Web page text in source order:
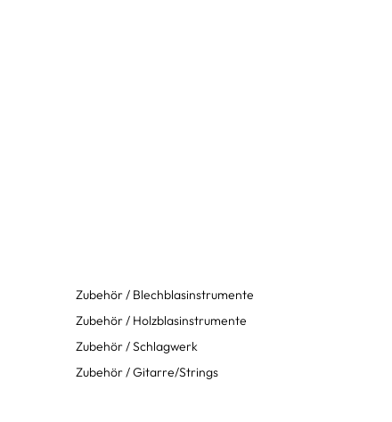
Zubehör / Blechblasinstrumente
Zubehör / Holzblasinstrumente
Zubehör / Schlagwerk
Zubehör / Gitarre/Strings